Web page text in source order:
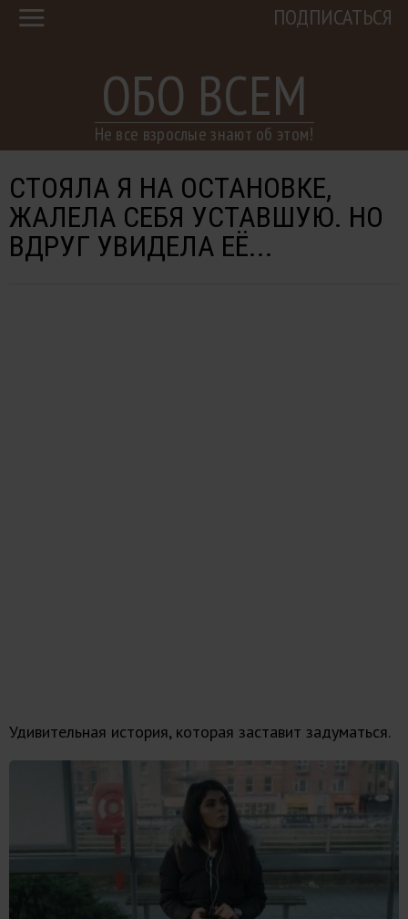
ОБО ВСЕМ
Не все взрослые знают об этом!
ПОДПИСАТЬСЯ
СТОЯЛА Я НА ОСТАНОВКЕ,
ЖАЛЕЛА СЕБЯ УСТАВШУЮ. НО
ВДРУГ УВИДЕЛА ЕЁ...
Удивительная история, которая заставит задуматься.